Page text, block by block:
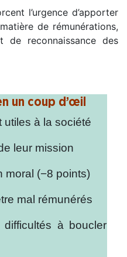
l’urgence d’apporter
de rémunérations,
reconnaissance des
un coup d’œil
utiles à la société
leur mission
moral (−8 points)
mal rémunérés
à boucler